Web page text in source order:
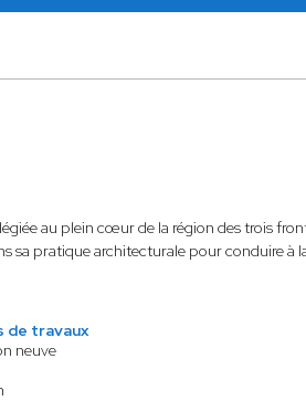
au plein cœur de la région des trois
sa pratique architecturale pour conduire à
de travaux
neuve